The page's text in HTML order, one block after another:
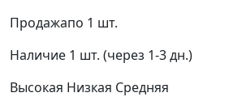
Продажапо 1 шт.
Наличие 1 шт. (через 1-3 дн.)
Высокая Низкая Средняя